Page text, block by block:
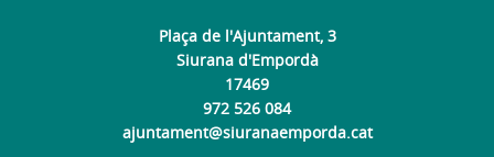
Plaça de l'Ajuntament, 3
Siurana d'Empordà
17469
972 526 084
ajuntament@siuranaemporda.cat